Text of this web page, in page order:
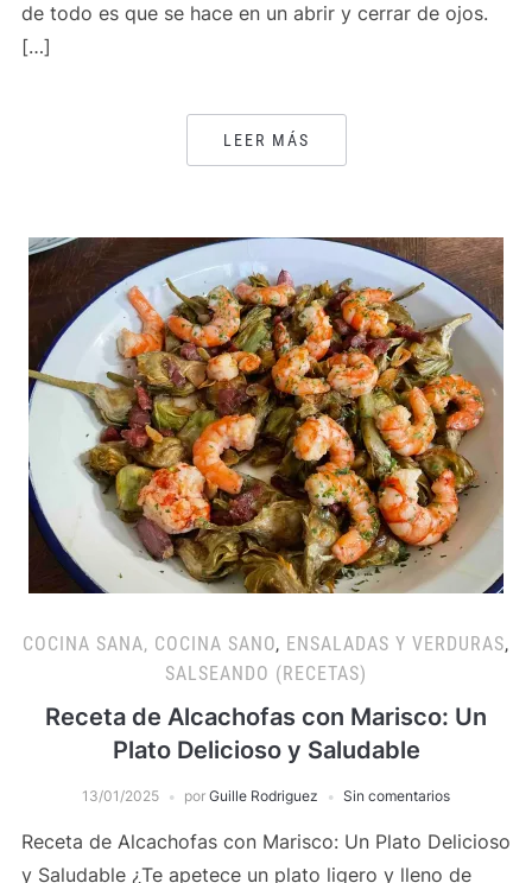
de todo es que se hace en un abrir y cerrar de ojos.
[…]
LEER MÁS
COCINA SANA, COCINA SANO, ENSALADAS Y VERDURAS,
SALSEANDO (RECETAS)
Receta de Alcachofas con Marisco: Un
Plato Delicioso y Saludable
13/01/2025 por Guille Rodriguez Sin comentarios
Receta de Alcachofas con Marisco: Un Plato Delicioso
y Saludable ¿Te apetece un plato ligero y lleno de